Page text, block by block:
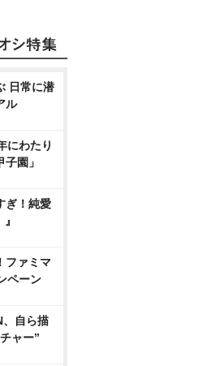
日常に潜
ル
にわたり
園」
ぎ！純愛
ファミマ
ペーン
自ら描
ャー”